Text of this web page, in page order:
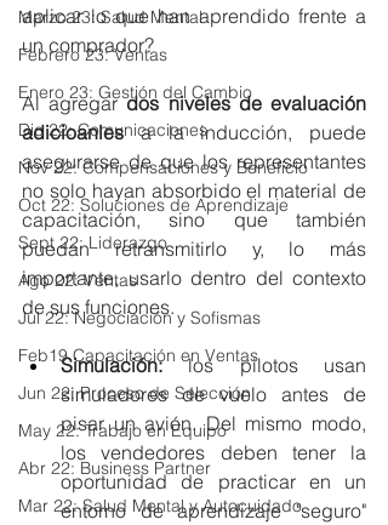
Marzo 23: Salud Mental
Febrero 23: Ventas
Enero 23: Gestión del Cambio
Dic 22: Comunicaciones
Nov 22: Compensaciones y Beneficio
Oct 22: Soluciones de Aprendizaje
Sept 22: Liderazgo
Ago 22: Ventas
Jul 22: Negociación y Sofismas
Feb19 Capacitación en Ventas
Jun 22: Proceso de Selección
May 22: Trabajo en Equipo
Abr 22: Business Partner
Mar 22: Salud Mental y Autocuidado
aplicar lo que han aprendido frente a
un comprador?
Al agregar dos niveles de evaluación
adicioanles a la inducción, puede
asegurarse de que los representantes
no solo hayan absorbido el material de
capacitación, sino que también
puedan retransmitirlo y, lo más
importante, usarlo dentro del contexto
de sus funciones.
Simulación: los pilotos usan
simuladores de vuelo antes de
pisar un avión. Del mismo modo,
los vendedores deben tener la
oportunidad de practicar en un
entorno de aprendizaje "seguro"